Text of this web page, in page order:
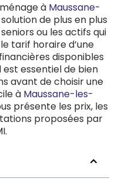
à Maussane-
de plus en plus
ou les actifs qui
tarif horaire d’une
disponibles
essentiel de bien
avant de choisir une
à Maussane-les-
présente les prix, les
proposées par